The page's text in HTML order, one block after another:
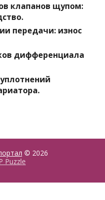
клапанов щупом:
передачи: износ
дифференциала
© 2026
Puzzle